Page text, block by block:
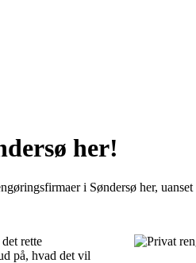
her!
i Søndersø her,
rette
på, hvad det vil